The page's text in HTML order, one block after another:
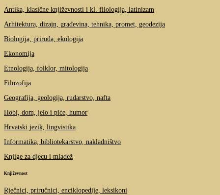
Antika, klasične književnosti i kl. filologija, latinizam
Arhitektura, dizajn, građevina, tehnika, promet, geodezija
Biologija, priroda, ekologija
Ekonomija
Etnologija, folklor, mitologija
Filozofija
Geografija, geologija, rudarstvo, nafta
Hobi, dom, jelo i piće, humor
Hrvatski jezik, lingvistika
Informatika, bibliotekarstvo, nakladništvo
Knjige za djecu i mladež
Književnost
Rječnici, priručnici, enciklopedije, leksikoni